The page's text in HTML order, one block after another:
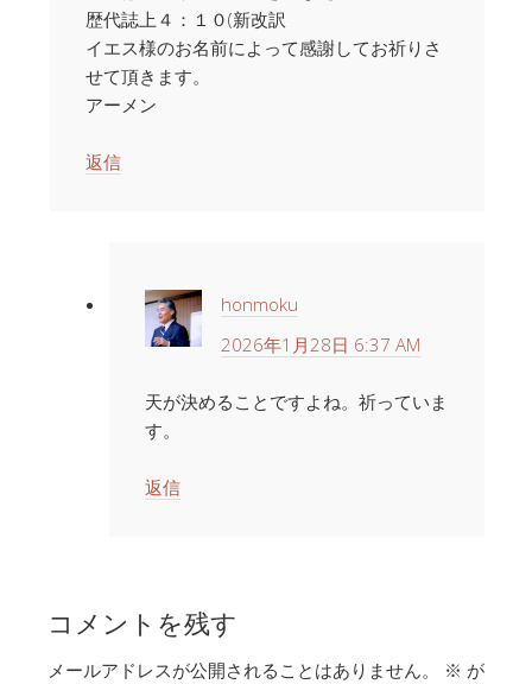
歴代誌上４：１０(新改訳
イエス様のお名前によって感謝してお祈りさ
せて頂きます。
アーメン
返信
honmoku
2026年1月28日 6:37 AM
天が決めることですよね。祈っていま
す。
返信
コメントを残す
メールアドレスが公開されることはありません。 ※ が